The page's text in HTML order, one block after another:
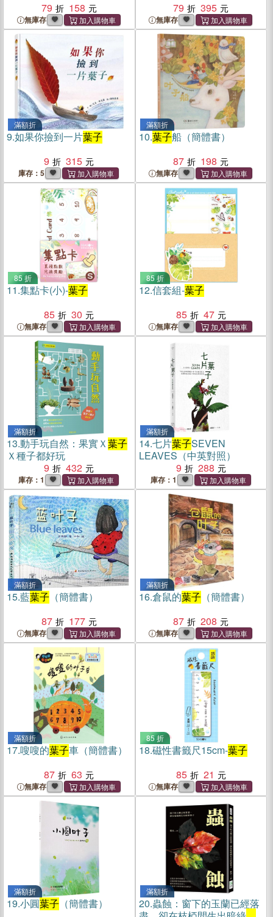
79
158
無庫存
79
395
無庫存
滿額折
9.如果你撿到一片葉子
9
315
庫存：5
滿額折
10.葉子船（簡體書）
87
198
無庫存
85 折
11.集點卡(小)-葉子
85
30
無庫存
85 折
12.信套組-葉子
85
47
無庫存
滿額折
13.動手玩自然：果實Ｘ葉子
Ｘ種子都好玩
9
432
庫存：1
滿額折
14.七片葉子SEVEN
LEAVES（中英對照）
9
288
庫存：1
滿額折
15.藍葉子 （簡體書）
87
177
無庫存
滿額折
16.倉鼠的葉子 （簡體書）
87
208
無庫存
滿額折
17.嗖嗖的葉子車（簡體書）
87
63
無庫存
85 折
18.磁性書籤尺15cm-葉子
85
21
無庫存
滿額折
19.小圓葉子 （簡體書）
滿額折
20.蟲蝕：窗下的玉蘭已經落